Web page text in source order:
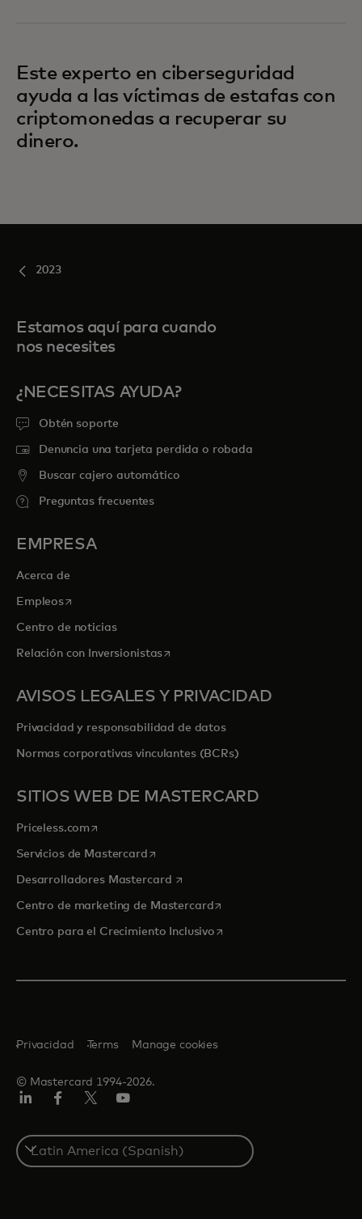
Este experto en ciberseguridad
ayuda a las víctimas de estafas con
criptomonedas a recuperar su
dinero.
2023
Estamos aquí para cuando
nos necesites
¿NECESITAS AYUDA?
Obtén soporte
Denuncia una tarjeta perdida o robada
Buscar cajero automático
Preguntas frecuentes
EMPRESA
Acerca de
Empleosse abre en una pestaña nueva
Centro de noticias
Relación con Inversionistasse abre en una pestaña nueva
AVISOS LEGALES Y PRIVACIDAD
Privacidad y responsabilidad de datos
Normas corporativas vinculantes (BCRs)
SITIOS WEB DE MASTERCARD
Priceless.com se abre en una pestaña nueva
Servicios de Mastercardse abre en una pestaña nueva
Desarrolladores Mastercard se abre en una pestaña nueva
Centro de marketing de Mastercardse abre en una pestaña
Centro para el Crecimiento Inclusivose abre en una pestaña
© Mastercard 1994-2026.
Privacidad Terms Manage cookies
Select
a
country